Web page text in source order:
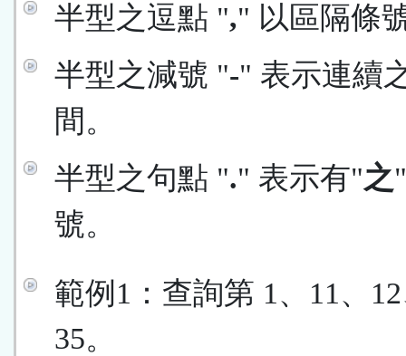
半型之逗點 "," 以區隔條
半型之減號 "-" 表示連續
間。
半型之句點 "." 表示有"之
號。
範例1：查詢第 1、11、
35。